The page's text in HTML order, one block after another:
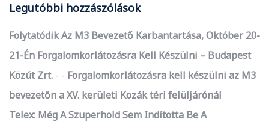
Legutóbbi hozzászólások
Folytatódik Az M3 Bevezető Karbantartása, Október 20-
21-Én Forgalomkorlátozásra Kell Készülni – Budapest
Közút Zrt.
- Forgalomkorlátozásra kell készülni az M3
bevezetőn a XV. kerületi Kozák téri felüljárónál
Telex: Még A Szuperhold Sem Indította Be A